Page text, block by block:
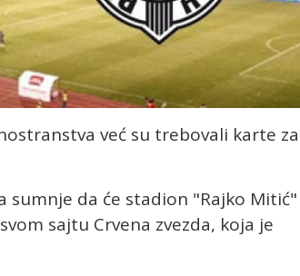
već su trebovali karte za
sumnje da će stadion "Rajko Mitić"
sajtu Crvena zvezda, koja je